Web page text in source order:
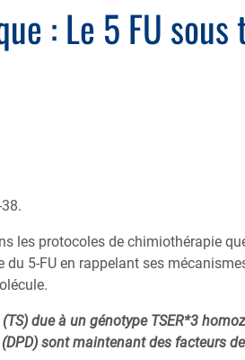
: Le 5 FU sous
les protocoles de chimiothérapie
5-FU en rappelant ses
due à un génotype TSER*3
sont maintenant des facteurs